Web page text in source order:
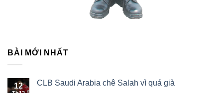
BÀI MỚI NHẤT
12 CLB Saudi Arabia chê Salah vì quá già